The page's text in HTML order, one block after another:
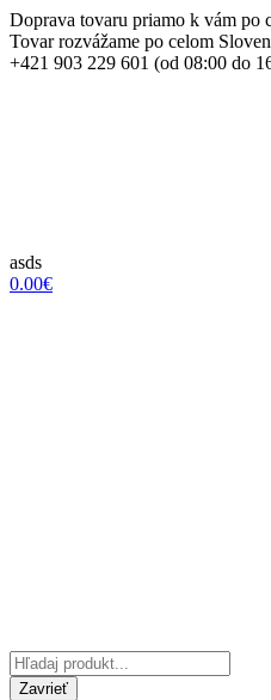
Doprava tovaru priamo k vám po
Tovar rozvážame po celom
+421 903 229 601 (od 08:00 do
asds
0.00€
Zavrieť